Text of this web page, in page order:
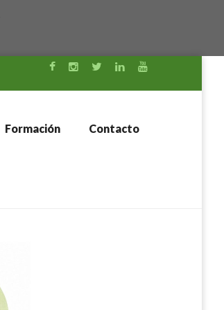
Formación Contacto